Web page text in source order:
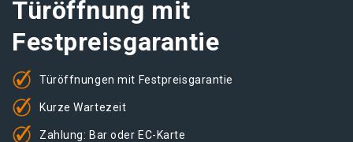
Türöffnung mit
Festpreisgarantie
Türöffnungen mit Festpreisgarantie
Kurze Wartezeit
Zahlung: Bar oder EC-Karte